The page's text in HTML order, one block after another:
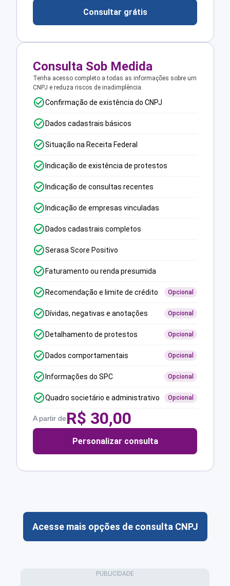
Consultar grátis
Consulta Sob Medida
Tenha acesso completo a todas as informações sobre um
CNPJ e reduza riscos de inadimplência.
Confirmação de existência do CNPJ
Dados cadastrais básicos
Situação na Receita Federal
Indicação de existência de protestos
Indicação de consultas recentes
Indicação de empresas vinculadas
Dados cadastrais completos
Serasa Score Positivo
Faturamento ou renda presumida
Recomendação e limite de crédito Opcional
Dívidas, negativas e anotações Opcional
Detalhamento de protestos Opcional
Dados comportamentais Opcional
Informações do SPC Opcional
Quadro societário e administrativo Opcional
A partir deR$ 30,00
Personalizar consulta
Acesse mais opções de consulta CNPJ